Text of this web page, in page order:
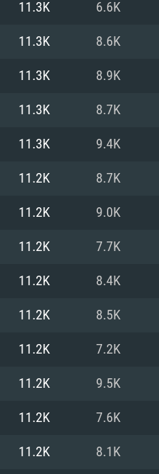
supportant
GeForce 1060
Connexion
75.9 Go (client
supportés)
GB
Radeon
Metal
Connexion
62,2 Go (client
NVIDIA
de 6 mois) /
570) avec les
60,2 Go (client
11.3K 6.6K
11.3K 8.6K
11.3K 8.9K
11.3K 8.7K
11.3K 9.4K
11.2K 8.7K
11.2K 9.0K
11.2K 7.7K
11.2K 8.4K
11.2K 8.5K
11.2K 7.2K
11.2K 9.5K
11.2K 7.6K
11.2K 8.1K